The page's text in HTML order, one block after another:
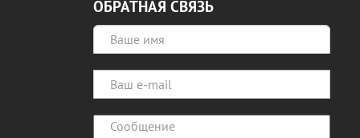
ОБРАТНАЯ СВЯЗЬ